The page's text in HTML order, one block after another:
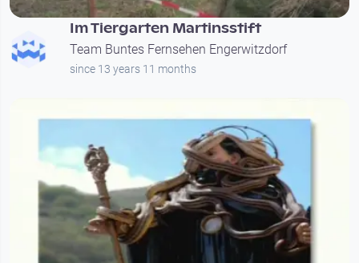
Im Tiergarten Martinsstift
Team Buntes Fernsehen Engerwitzdorf
since 13 years 11 months